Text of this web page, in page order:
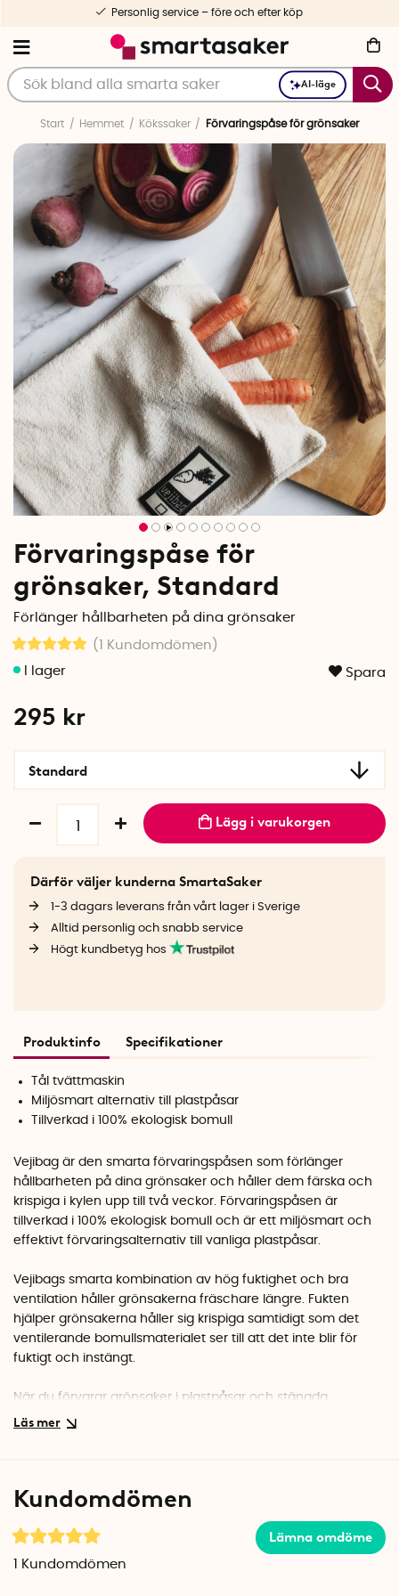
AI-läge
Personlig service – före och efter köp
Start Hemmet Kökssaker Förvaringspåse för grönsaker
Förvaringspåse för
grönsaker, Standard
Förlänger hållbarheten på dina grönsaker
(1 Kundomdömen )
Spara
295 kr
Standard
Lägg i varukorgen
Därför väljer kunderna SmartaSaker
1-3 dagars leverans från vårt lager i Sverige
Alltid personlig och snabb service
Högt kundbetyg hos
Produktinfo Specifikationer
Tål tvättmaskin
Miljösmart alternativ till plastpåsar
Tillverkad i 100% ekologisk bomull
Vejibag är den smarta förvaringspåsen som förlänger
hållbarheten på dina grönsaker och håller dem färska och
krispiga i kylen upp till två veckor. Förvaringspåsen är
tillverkad i 100% ekologisk bomull och är ett miljösmart och
effektivt förvaringsalternativ till vanliga plastpåsar.
Vejibags smarta kombination av hög fuktighet och bra
ventilation håller grönsakerna fräschare längre. Fukten
hjälper grönsakerna håller sig krispiga samtidigt som det
ventilerande bomullsmaterialet ser till att det inte blir för
fuktigt och instängt.
När du förvarar grönsaker i plastpåsar och stängda
förvaringslådor, blir det just alldeles för fuktigt och instängt.
spenat kan bli lite slemmig efter bara några dagar.
I förvaringspåsen får grönsakerna optimala förutsättningar
för att hålla sig fräscha så länge som det bara går. De flesta
Kundomdömen
Lämna omdöme
Kundomdömen